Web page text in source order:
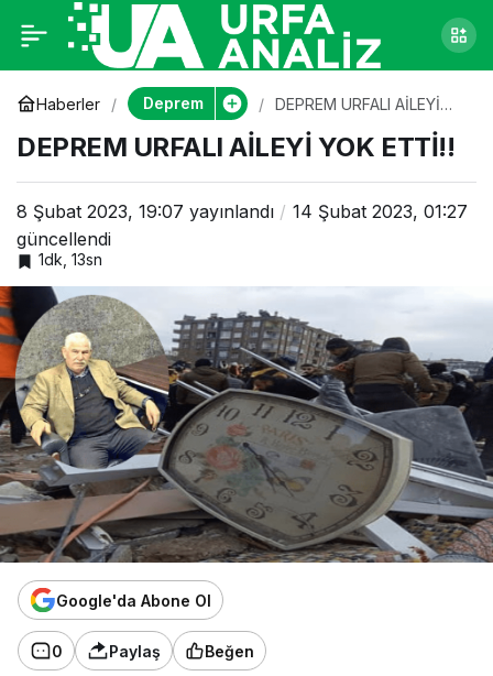
Haberler Deprem
DEPREM URFALI AİLEYİ
DEPREM URFALI AİLEYİ YOK ETTİ!!
8 Şubat 2023, 19:07 yayınlandı
14 Şubat 2023, 01:27
güncellendi
1dk, 13sn
Google'da Abone Ol
0 Paylaş Beğen
DEPREM URFALI
AİLEYİ YOK ETTİ!!
0